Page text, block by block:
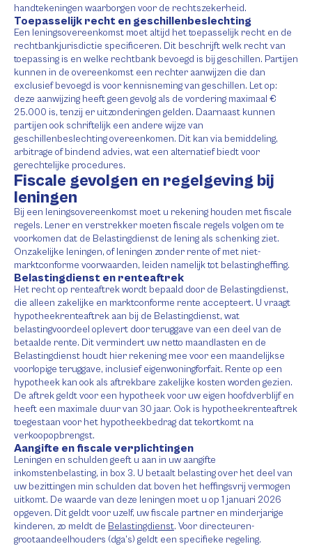
handtekeningen waarborgen voor de rechtszekerheid.
Toepasselijk recht en geschillenbeslechting
Een leningsovereenkomst moet altijd het toepasselijk recht en de
rechtbankjurisdictie specificeren. Dit beschrijft welk recht van
toepassing is en welke rechtbank bevoegd is bij geschillen. Partijen
kunnen in de overeenkomst een rechter aanwijzen die dan
exclusief bevoegd is voor kennisneming van geschillen. Let op:
deze aanwijzing heeft geen gevolg als de vordering maximaal €
25.000 is, tenzij er uitzonderingen gelden. Daarnaast kunnen
partijen ook schriftelijk een andere wijze van
geschillenbeslechting overeenkomen. Dit kan via bemiddeling,
arbitrage of bindend advies, wat een alternatief biedt voor
gerechtelijke procedures.
Fiscale gevolgen en regelgeving bij
leningen
Bij een leningsovereenkomst moet u rekening houden met fiscale
regels. Lener en verstrekker moeten fiscale regels volgen om te
voorkomen dat de Belastingdienst de lening als schenking ziet.
Onzakelijke leningen, of leningen zonder rente of met niet-
marktconforme voorwaarden, leiden namelijk tot belastingheffing.
Belastingdienst en renteaftrek
Het recht op renteaftrek wordt bepaald door de Belastingdienst,
die alleen zakelijke en marktconforme rente accepteert. U vraagt
hypotheekrenteaftrek aan bij de Belastingdienst, wat
belastingvoordeel oplevert door teruggave van een deel van de
betaalde rente. Dit vermindert uw netto maandlasten en de
Belastingdienst houdt hier rekening mee voor een maandelijkse
voorlopige teruggave, inclusief eigenwoningforfait. Rente op een
hypotheek kan ook als aftrekbare zakelijke kosten worden gezien.
De aftrek geldt voor een hypotheek voor uw eigen hoofdverblijf en
heeft een maximale duur van 30 jaar. Ook is hypotheekrenteaftrek
toegestaan voor het hypotheekbedrag dat tekortkomt na
verkoopopbrengst.
Aangifte en fiscale verplichtingen
Leningen en schulden geeft u aan in uw aangifte
inkomstenbelasting, in box 3. U betaalt belasting over het deel van
uw bezittingen min schulden dat boven het heffingsvrij vermogen
uitkomt. De waarde van deze leningen moet u op 1 januari 2026
opgeven. Dit geldt voor uzelf, uw fiscale partner en minderjarige
kinderen, zo meldt de Belastingdienst. Voor directeuren-
grootaandeelhouders (dga’s) geldt een specifieke regeling.